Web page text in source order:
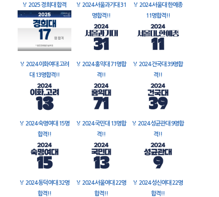
🏅 2025 경희대 합격 🏅 2024 서울과기대 31
명합격!!
🏅 2024 서울대 한예종
11명합격!!
🏅 2024 이화여대 고려
대 13명합격!!
🏅 2024 홍익대 71명합
격!!
🏅 2024 건국대 39명합
격!!
🏅 2024 숙명여대 15명
합격!!
🏅 2024 국민대 13명합
격!!
🏅 2024 성균관대 9명합
격!!
🏅 2024 동덕여대 32명
합격!!
🏅 2024 서울여대 22명
합격!!
🏅 2024 성신여대 22명
합격!!